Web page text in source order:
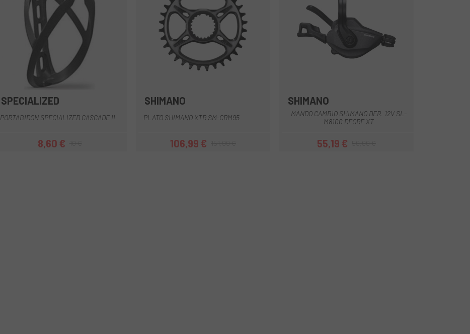
Nero
SPECIALIZED
PORTABIDON SPECIALIZED CASCADE II
Prezzo
8,60 €Prezzo base
SHIMANO
PLATO SHIMANO XTR SM-CRM95
Prezzo
106,99 €Prezzo base
SHIMANO
MANDO CAMBIO SHIMANO DER. 12V SL-
M8100 DEORE XT
Prezzo
55,19 €Prezzo base